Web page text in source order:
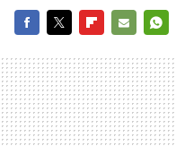
MAIL